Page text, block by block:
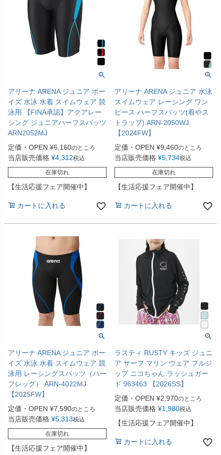
アリーナ ARENA ジュニア ボー
イズ 水泳 水着 スイムウェア 競
泳用 【FINA承認】アクアレー
シング ジュニアハーフスパッツ
ARN2052MJ
定価・OPEN ¥6,160のところ
当店販売価格 ¥4,312税込
在庫切れ
【生活応援フェア開催中】
カートに入れる
アリーナ ARENA ジュニア 水泳
スイムウェア レーシング ワン
ピース ハーフスパッツ(着やス
トラップ) ARN-2050WJ
【2024FW】
定価・OPEN ¥9,460のところ
当店販売価格 ¥5,734税込
在庫切れ
【生活応援フェア開催中】
カートに入れる
アリーナ ARENA ジュニア ボー
イズ 水泳 水着 スイムウェア 競
泳用 レーシングスパッツ（ハー
フレッグ） ARN-4022MJ
【2025FW】
定価・OPEN ¥7,590のところ
当店販売価格 ¥5,313税込
在庫切れ
【生活応援フェア開催中】
ラスティ RUSTY キッズ ジュニ
ア サーフ マリン ウェア フルジ
ップ ニコちゃん ラッシュガー
ド 963463 【2026SS】
定価・OPEN ¥2,970のところ
当店販売価格 ¥1,980税込
【生活応援フェア開催中】
カートに入れる